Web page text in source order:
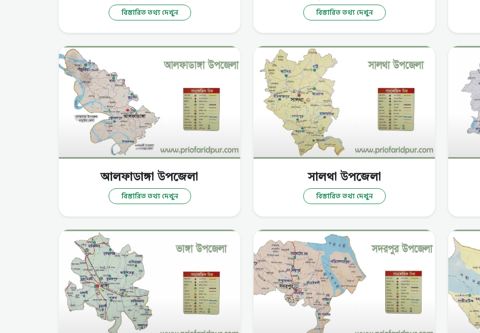
বিস্তারিত তথ্য দেখুন বিস্তারিত তথ্য দেখুন
আলফাডাঙ্গা উপজেলা
বিস্তারিত তথ্য দেখুন
সালথা উপজেলা
বিস্তারিত তথ্য দেখুন